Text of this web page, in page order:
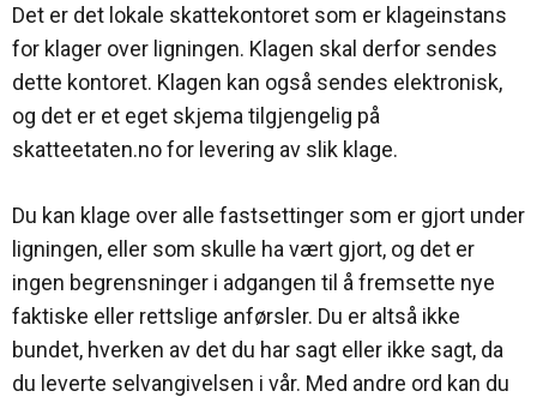
Det er det lokale skattekontoret som er klageinstans
for klager over ligningen. Klagen skal derfor sendes
dette kontoret. Klagen kan også sendes elektronisk,
og det er et eget skjema tilgjengelig på
skatteetaten.no for levering av slik klage.
Du kan klage over alle fastsettinger som er gjort under
ligningen, eller som skulle ha vært gjort, og det er
ingen begrensninger i adgangen til å fremsette nye
faktiske eller rettslige anførsler. Du er altså ikke
bundet, hverken av det du har sagt eller ikke sagt, da
du leverte selvangivelsen i vår. Med andre ord kan du